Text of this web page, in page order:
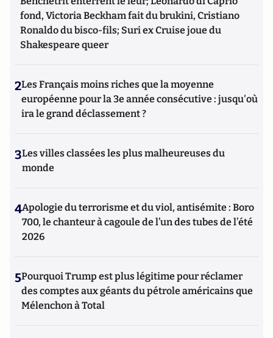
fond, Victoria Beckham fait du brukini, Cristiano
Ronaldo du bisco-fils; Suri ex Cruise joue du
Shakespeare queer
2Les Français moins riches que la moyenne
européenne pour la 3e année consécutive : jusqu'où
ira le grand déclassement ?
3Les villes classées les plus malheureuses du
monde
4Apologie du terrorisme et du viol, antisémite : Boro
700, le chanteur à cagoule de l’un des tubes de l’été
2026
5Pourquoi Trump est plus légitime pour réclamer
des comptes aux géants du pétrole américains que
Mélenchon à Total